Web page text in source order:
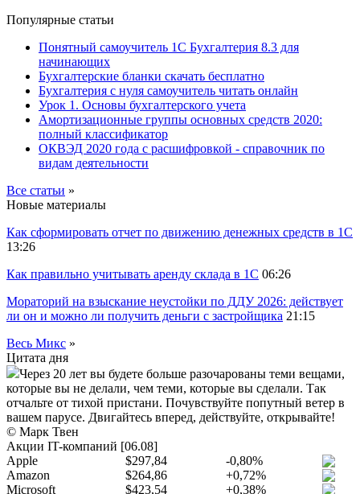
Популярные статьи
Понятный самоучитель 1С Бухгалтерия 8.3 для
начинающих
Бухгалтерские бланки скачать бесплатно
Бухгалтерия с нуля самоучитель читать онлайн
Урок 1. Основы бухгалтерского учета
Амортизационные группы основных средств 2020:
полный классификатор
ОКВЭД 2020 года с расшифровкой - справочник по
видам деятельности
Все статьи »
Новые материалы
Как сформировать отчет по движению денежных средств в 1С
13:26
Как правильно учитывать аренду склада в 1С 06:26
Мораторий на взыскание неустойки по ДДУ 2026: действует
ли он и можно ли получить деньги с застройщика 21:15
Весь Микс »
Цитата дня
Через 20 лет вы будете больше разочарованы теми вещами,
которые вы не делали, чем теми, которые вы сделали. Так
отчальте от тихой пристани. Почувствуйте попутный ветер в
вашем парусе. Двигайтесь вперед, действуйте, открывайте!
© Марк Твен
Акции IT-компаний [06.08]
Apple
$297,84
-0,80%
Amazon
$264,86
+0,72%
Microsoft
$423,54 +0,38%